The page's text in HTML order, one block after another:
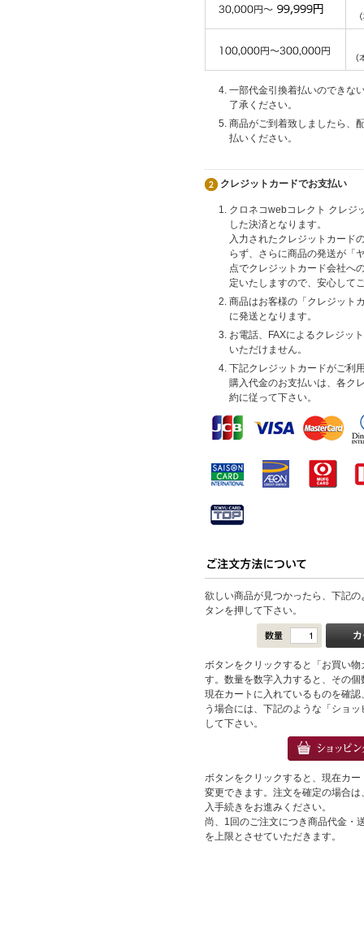
一部代金引換着払いのできな
了承ください。
商品がご到着致しましたら、
払いください。
クレジットカードでお支払い
クロネコwebコレクト クレジ
した決済となります。
入力されたクレジットカード
らず、さらに商品の発送が「
点でクレジットカード会社へ
定いたしますので、安心して
商品はお客様の「クレジット
に発送となります。
お電話、FAXによるクレジッ
いただけません。
下記クレジットカードがご利
購入代金のお支払いは、各ク
約に従って下さい。
欲しい商品が見つかったら、下記
タンを押して下さい。
ボタンをクリックすると「お買い
す。数量を数字入力すると、その
現在カートに入れているものを確
う場合には、下記のような「ショ
して下さい。
ボタンをクリックすると、現在カ
変更できます。注文を確定の場合
入手続きをお進みください。
尚、1回のご注文につき商品代金・
を上限とさせていただきます。